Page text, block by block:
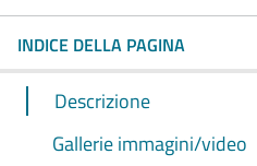
INDICE DELLA PAGINA
Descrizione
Gallerie immagini/video